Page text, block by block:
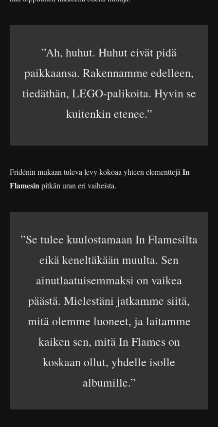
”Ah, huhut. Huhut eivät pidä
paikkaansa. Rakennamme edelleen,
tiedäthän, LEGO-palikoita. Hyvin se
kuitenkin etenee.”
Fridénin mukaan tuleva levy kokoaa yhteen elementtejä In
Flamesinpitkän uran eri vaiheista.
”Se tulee kuulostamaan In Flamesilta
eikä keneltäkään muulta. Sen
ainutlaatuisemmaksi on vaikea
päästä. Mielestäni jatkamme siitä,
mitä olemme luoneet, ja laitamme
kaiken sen, mitä In Flames on
koskaan ollut, yhdelle isolle
albumille.”